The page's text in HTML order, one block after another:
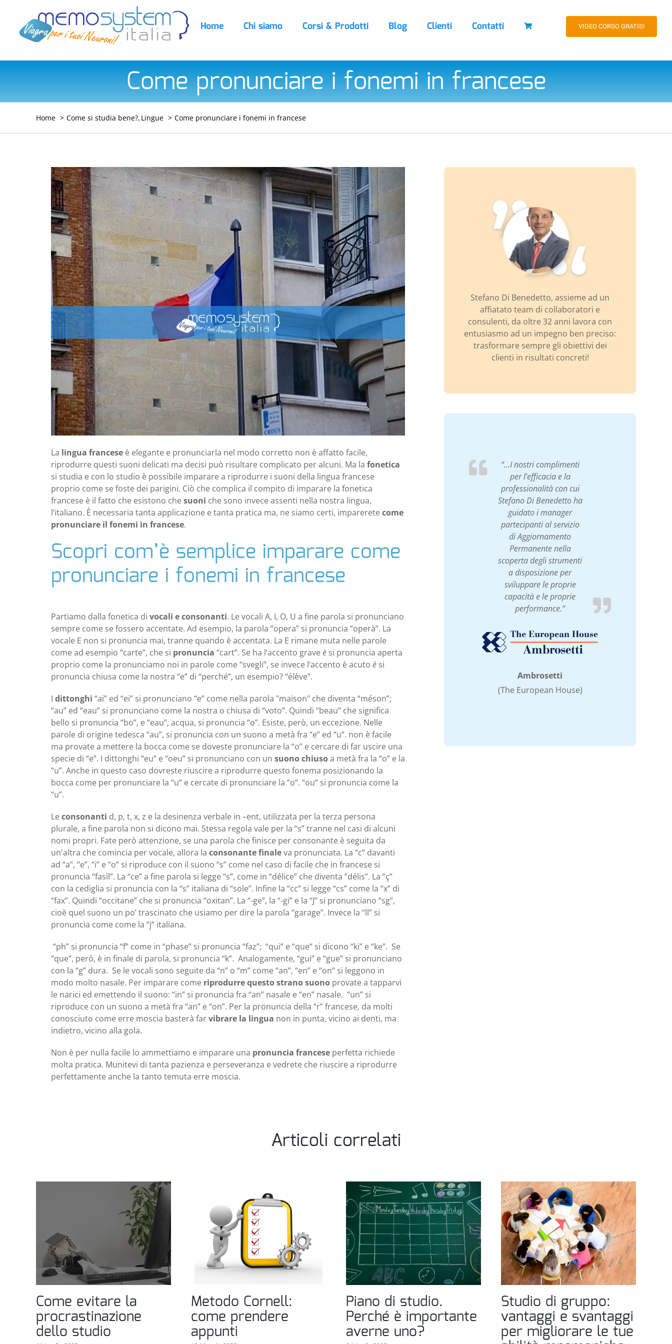
contenuto
Home Chi siamo Corsi & Prodotti Blog Clienti Contatti VIDEO CORSO GRATIS!
Come pronunciare i fonemi in francese
Home Come si studia bene? Lingue Come pronunciare i fonemi in francese
La lingua francese è elegante e pronunciarla nel modo corretto non è affatto facile,
riprodurre questi suoni delicati ma decisi può risultare complicato per alcuni. Ma la fonetica
si studia e con lo studio è possibile imparare a riprodurre i suoni della lingua francese
proprio come se foste dei parigini. Ciò che complica il compito di imparare la fonetica
francese è il fatto che esistono chesuoni che sono invece assenti nella nostra lingua,
l’italiano. È necessaria tanta applicazione e tanta pratica ma, ne siamo certi, impareretecome
pronunciare il fonemi in francese.
Scopri com’è semplice imparare come
pronunciare i fonemi in francese
Partiamo dalla fonetica di vocali e consonanti. Le vocali A, I, O, U a fine parola si pronunciano
sempre come se fossero accentate. Ad esempio, la parola “opera” si pronuncia “operà”. La
vocale E non si pronuncia mai, tranne quando è accentata. La E rimane muta nelle parole
come ad esempio “carte”, che si pronuncia “cart”. Se ha l’accento graveè si pronuncia aperta
proprio come la pronunciamo noi in parole come “svegli”, se invece l’accento è acuto è si
pronuncia chiusa come la nostra “e” di “perché”, un esempio? “élève”.
I dittonghi “ai” ed “ei” si pronunciano “e” come nella parola "maison" che diventa “méson”;
“au” ed “eau” si pronunciano come la nostra o chiusa di “voto”. Quindi “beau” che significa
bello si pronuncia “bo”, e “eau”, acqua, si pronuncia “o”. Esiste, però, un eccezione. Nelle
parole di origine tedesca “au”, si pronuncia con un suono a metà fra “e” ed “u”. non è facile
ma provate a mettere la bocca come se doveste pronunciare la “o” e cercare di far uscire una
specie di “e”. I dittonghi “eu” e “oeu” si pronunciano con un suono chiusoa metà fra la “o” e la
“u”. Anche in questo caso dovreste riuscire a riprodurre questo fonema posizionando la
bocca come per pronunciare la “u” e cercate di pronunciare la “o”. “ou” si pronuncia come la
“u”.
Leconsonanti d, p, t, x, z e la desinenza verbale in –ent, utilizzata per la terza persona
plurale, a fine parola non si dicono mai. Stessa regola vale per la “s” tranne nel casi di alcuni
nomi propri. Fate però attenzione, se una parola che finisce per consonante è seguita da
un'altra che comincia per vocale, allora la consonante finaleva pronunciata. La “c” davanti
ad “a”, “e”, “i” e “o” si riproduce con il suono “s” come nel caso di facile che in francese si
pronuncia “fasìl”. La “ce” a fine parola si legge “s”, come in “délice” che diventa ”délis”. La “ç”
con la cediglia si pronuncia con la “s” italiana di “sole”. Infine la “cc” si legge “cs” come la “x” di
“fax”. Quindi “occitane” che si pronuncia “oxitan”. La “-ge”, la “-gi” e la “J” si pronunciano “sg”,
cioè quel suono un po’ trascinato che usiamo per dire la parola “garage”. Invece la “ll” si
pronuncia come come la “j” italiana.
“ph” si pronuncia “f” come in “phase” si pronuncia “faz”; “qui” e “que” si dicono “ki” e “ke”. Se
“que”, però, è in finale di parola, si pronuncia “k”. Analogamente, “gui” e “gue” si pronunciano
con la “g” dura. Se le vocali sono seguite da “n” o “m” come “an”, “en” e “on” si leggono in
modo molto nasale. Per imparare come riprodurre questo strano suono provate a tapparvi
le narici ed emettendo il suono: “in” si pronuncia fra “an” nasale e “en” nasale. “un” si
riproduce con un suono a metà fra “an” e “on”. Per la pronuncia della “r” francese, da molti
conosciuto come erre moscia basterà farvibrare la lingua non in punta, vicino ai denti, ma
indietro, vicino alla gola.
Non è per nulla facile lo ammettiamo e imparare una pronuncia francese perfetta richiede
molta pratica. Munitevi di tanta pazienza e perseveranza e vedrete che riuscire a riprodurre
perfettamente anche la tanto temuta erre moscia.
Stefano Di Benedetto, assieme ad un
affiatato team di collaboratori e
consulenti, da oltre 32 anni lavora con
entusiasmo ad un impegno ben preciso:
trasformare sempre gli obiettivi dei
clienti in risultati concreti!
“…I nostri complimenti
per l’efficacia e la
professionalità con cui
Stefano Di Benedetto ha
guidato i manager
partecipanti al servizio
di Aggiornamento
Permanente nella
scoperta degli strumenti
a disposizione per
sviluppare le proprie
capacità e le proprie
performance.”
Ambrosetti
(The European House)
Articoli correlati
Come evitare la
procrastinazione
dello studio
Metodo Cornell:
come prendere
appunti
Piano di studio.
Perché è importante
averne uno?
Studio di gruppo:
vantaggi e svantaggi
per migliorare le tue